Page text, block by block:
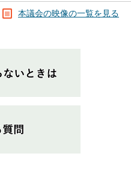
本議会の映像の一覧を見る